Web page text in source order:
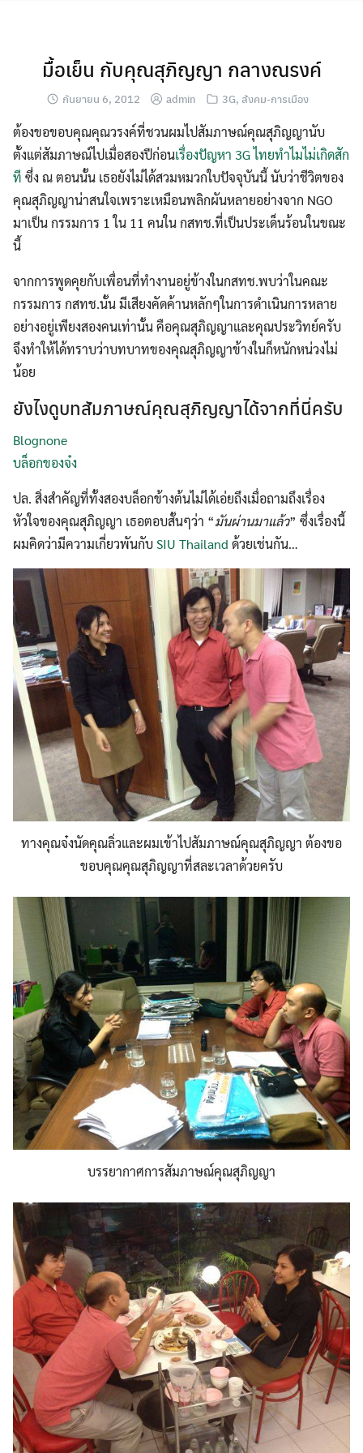
Search
for:
มื้อเย็น กับคุณสุภิญญา กลางณรงค์
กันยายน 6, 2012 admin 3G, สังคม-การเมือง
ต้องขอขอบคุณคุณวรงค์ที่ชวนผมไปสัมภาษณ์คุณสุภิญญานับ
ตั้งแต่สัมภาษณ์ไปเมื่อสองปีก่อนเรื่องปัญหา 3G ไทยทำไมไม่เกิดสัก
ที ซึ่ง ณ ตอนนั้น เธอยังไม่ได้สวมหมวกใบปัจจุบันนี้ นับว่าชีวิตของ
คุณสุภิญญาน่าสนใจเพราะเหมือนพลิกผันหลายอย่างจาก NGO
มาเป็น กรรมการ 1 ใน 11 คนใน กสทช.ที่เป็นประเด็นร้อนในขณะ
นี้
จากการพูดคุยกับเพื่อนที่ทำงานอยู่ข้างในกสทช.พบว่าในคณะ
กรรมการ กสทช.นั้น มีเสียงคัดค้านหลักๆในการดำเนินการหลาย
อย่างอยู่เพียงสองคนเท่านั้น คือคุณสุภิญญาและคุณประวิทย์ครับ
จึงทำให้ได้ทราบว่าบทบาทของคุณสุภิญญาข้างในก็หนักหน่วงไม่
น้อย
ยังไงดูบทสัมภาษณ์คุณสุภิญญาได้จากที่นี่ครับ
Blognone
บล็อกของจ๋ง
ปล. สิ่งสำคัญที่ทั้งสองบล็อกข้างต้นไม่ได้เอ่ยถึงเมื่อถามถึงเรื่อง
หัวใจของคุณสุภิญญา เธอตอบสั้นๆว่า “มันผ่านมาแล้ว” ซึ่งเรื่องนี้
ผมคิดว่ามีความเกี่ยวพันกับSIU Thailand ด้วยเช่นกัน…
ทางคุณจ๋งนัดคุณลิ่วและผมเข้าไปสัมภาษณ์คุณสุภิญญา ต้องขอ
ขอบคุณคุณสุภิญญาที่สละเวลาด้วยครับ
บรรยากาศการสัมภาษณ์คุณสุภิญญา